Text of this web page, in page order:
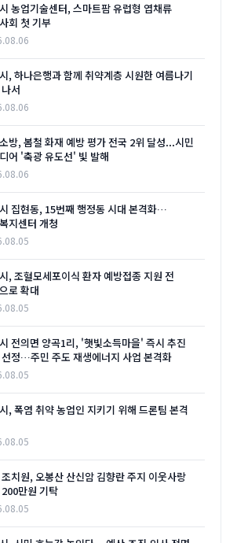
농업기술센터, 스마트팜 유럽형 엽채류
회 첫 기부
, 하나은행과 함께 취약계층 시원한 여름나기
서
방, 봄철 화재 예방 평가 전국 2위 달성...시민
어 '축광 유도선' 빛 발해
집현동, 15번째 행정동 시대 본격화…
지센터 개청
, 조혈모세포이식 환자 예방접종 지원 전
로 확대
전의면 양곡1리, '햇빛소득마을' 즉시 추진
선정…주민 주도 재생에너지 사업 본격화
, 폭염 취약 농업인 지키기 위해 드론팀 본격
치원, 오봉산 산신암 김향란 주지 이웃사랑
만원 기탁